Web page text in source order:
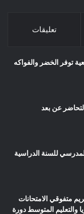
تعليقات
توفر الخضر والفواكه
عن بعد
للسنة الدراسية
متفوقي الامتحانات
والتعليم المتوسط دورة